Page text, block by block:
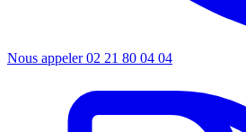
Nous appeler 02 21 80 04 04